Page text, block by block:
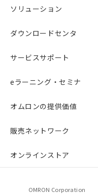
ソリューション
ダウンロードセンタ
サービスサポート
eラーニング・セミナ
オムロンの提供価値
販売ネットワーク
オンラインストア
OMRON Corporation